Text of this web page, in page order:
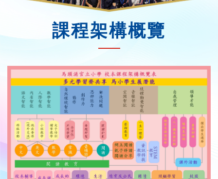
課程架構概覽